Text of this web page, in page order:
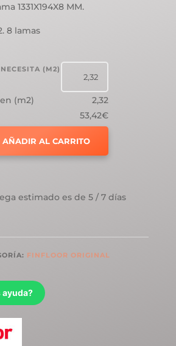
1331X194X8 MM.
8 lamas
(M2)
(m2)
2,32
53,42€
AÑADIR AL CARRITO
estimado es de 5 / 7 días
FINFLOOR ORIGINAL
ayuda?